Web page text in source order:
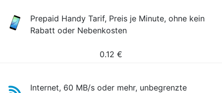
Prepaid Handy Tarif, Preis je Minute, ohne kein
Rabatt oder Nebenkosten
0.12 €
Internet, 60 MB/s oder mehr, unbegrenzte